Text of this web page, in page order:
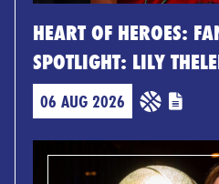
HEART OF HEROES:
SPOTLIGHT: LILY
06 AUG 2026